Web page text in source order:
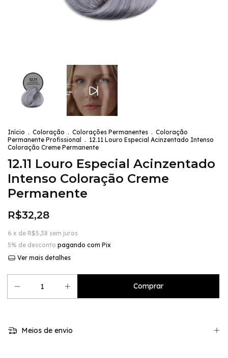
Início . Coloração . Colorações Permanentes . Coloração
Permanente Profissional
. 12.11 Louro Especial Acinzentado Intenso
Coloração Creme Permanente
12.11 Louro Especial Acinzentado
Intenso Coloração Creme
Permanente
R$32,28
6 x de R$5,38 sem juros
5% de desconto pagando com Pix
Ver mais detalhes
Meios de envio